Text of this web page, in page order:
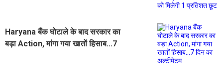
Haryana बैंक घोटाले के बाद सरकार का
बड़ा Action, मांगा गया खातों हिसाब...7